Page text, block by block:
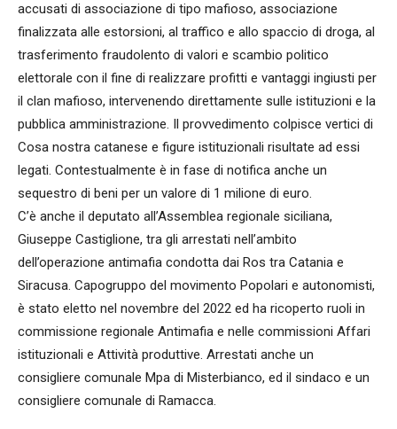
accusati di associazione di tipo mafioso, associazione
finalizzata alle estorsioni, al traffico e allo spaccio di droga, al
trasferimento fraudolento di valori e scambio politico
elettorale con il fine di realizzare profitti e vantaggi ingiusti per
il clan mafioso, intervenendo direttamente sulle istituzioni e la
pubblica amministrazione. Il provvedimento colpisce vertici di
Cosa nostra catanese e figure istituzionali risultate ad essi
legati. Contestualmente è in fase di notifica anche un
sequestro di beni per un valore di 1 milione di euro.
C’è anche il deputato all’Assemblea regionale siciliana,
Giuseppe Castiglione, tra gli arrestati nell’ambito
dell’operazione antimafia condotta dai Ros tra Catania e
Siracusa. Capogruppo del movimento Popolari e autonomisti,
è stato eletto nel novembre del 2022 ed ha ricoperto ruoli in
commissione regionale Antimafia e nelle commissioni Affari
istituzionali e Attività produttive. Arrestati anche un
consigliere comunale Mpa di Misterbianco, ed il sindaco e un
consigliere comunale di Ramacca.